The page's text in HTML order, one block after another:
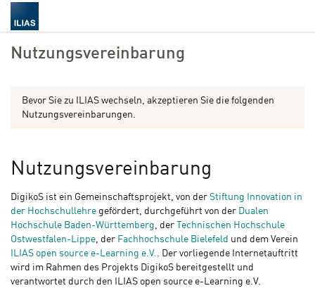
Nutzungsvereinbarung
Bevor Sie zu ILIAS wechseln, akzeptieren Sie die folgenden
Nutzungsvereinbarungen.
Nutzungsvereinbarung
DigikoS ist ein Gemeinschaftsprojekt, von der Stiftung Innovation in
der Hochschullehre gefördert, durchgeführt von der Dualen
Hochschule Baden-Württemberg, der
Technischen Hochschule
Ostwestfalen-Lippe, der Fachhochschule Bielefeld und dem Verein
ILIAS open source e-Learning e.V.. Der vorliegende Internetauftritt
wird im Rahmen des Projekts DigikoS bereitgestellt und
verantwortet durch den ILIAS open source e-Learning e.V.